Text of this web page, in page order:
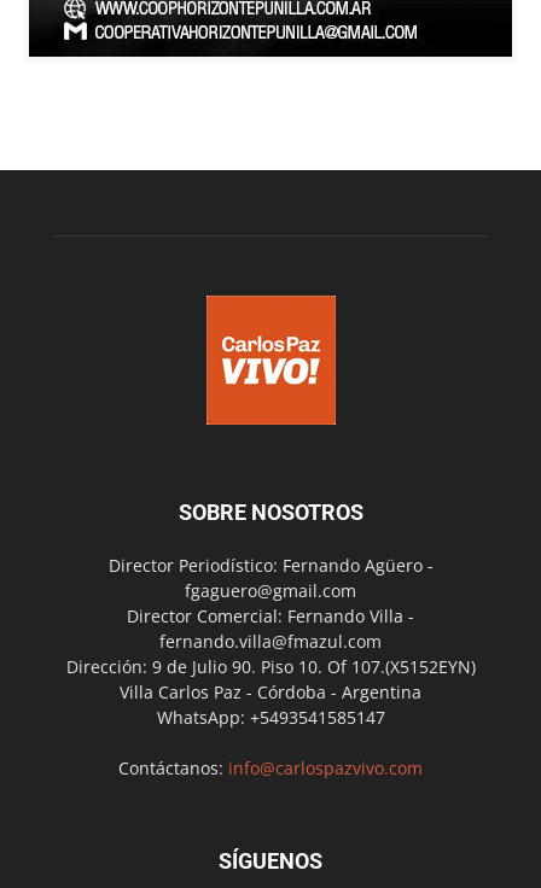
SOBRE NOSOTROS
Director Periodístico: Fernando Agüero -
fgaguero@gmail.com
Director Comercial: Fernando Villa -
fernando.villa@fmazul.com
Dirección: 9 de Julio 90. Piso 10. Of 107.(X5152EYN)
Villa Carlos Paz - Córdoba - Argentina
WhatsApp: +5493541585147
Contáctanos: info@carlospazvivo.com
SÍGUENOS